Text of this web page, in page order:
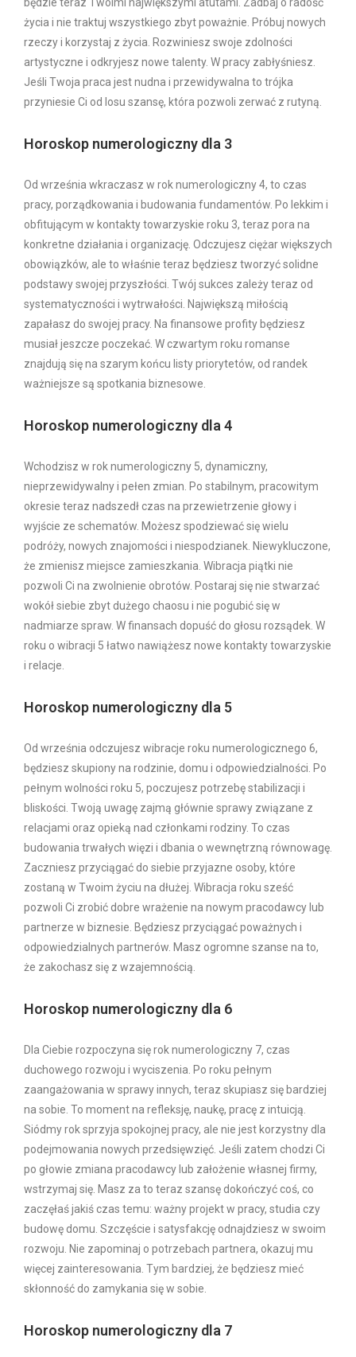
życia i nie traktuj wszystkiego zbyt poważnie. Próbuj nowych
rzeczy i korzystaj z życia. Rozwiniesz swoje zdolności
artystyczne i odkryjesz nowe talenty. W pracy zabłyśniesz.
Jeśli Twoja praca jest nudna i przewidywalna to trójka
przyniesie Ci od losu szansę, która pozwoli zerwać z rutyną.
Horoskop numerologiczny dla 3
Od września wkraczasz w rok numerologiczny 4, to czas
pracy, porządkowania i budowania fundamentów. Po lekkim i
obfitującym w kontakty towarzyskie roku 3, teraz pora na
konkretne działania i organizację. Odczujesz ciężar większych
obowiązków, ale to właśnie teraz będziesz tworzyć solidne
podstawy swojej przyszłości. Twój sukces zależy teraz od
systematyczności i wytrwałości. Największą miłością
zapałasz do swojej pracy. Na finansowe profity będziesz
musiał jeszcze poczekać. W czwartym roku romanse
znajdują się na szarym końcu listy priorytetów, od randek
ważniejsze są spotkania biznesowe.
Horoskop numerologiczny dla 4
Wchodzisz w rok numerologiczny 5, dynamiczny,
nieprzewidywalny i pełen zmian. Po stabilnym, pracowitym
okresie teraz nadszedł czas na przewietrzenie głowy i
wyjście ze schematów. Możesz spodziewać się wielu
podróży, nowych znajomości i niespodzianek. Niewykluczone,
że zmienisz miejsce zamieszkania. Wibracja piątki nie
pozwoli Ci na zwolnienie obrotów. Postaraj się nie stwarzać
wokół siebie zbyt dużego chaosu i nie pogubić się w
nadmiarze spraw. W finansach dopuść do głosu rozsądek. W
roku o wibracji 5 łatwo nawiążesz nowe kontakty towarzyskie
i relacje.
Horoskop numerologiczny dla 5
Od września odczujesz wibracje roku numerologicznego 6,
będziesz skupiony na rodzinie, domu i odpowiedzialności. Po
pełnym wolności roku 5, poczujesz potrzebę stabilizacji i
bliskości. Twoją uwagę zajmą głównie sprawy związane z
relacjami oraz opieką nad członkami rodziny. To czas
budowania trwałych więzi i dbania o wewnętrzną równowagę.
Zaczniesz przyciągać do siebie przyjazne osoby, które
zostaną w Twoim życiu na dłużej. Wibracja roku sześć
pozwoli Ci zrobić dobre wrażenie na nowym pracodawcy lub
partnerze w biznesie. Będziesz przyciągać poważnych i
odpowiedzialnych partnerów. Masz ogromne szanse na to,
że zakochasz się z wzajemnością.
Horoskop numerologiczny dla 6
Dla Ciebie rozpoczyna się rok numerologiczny 7, czas
duchowego rozwoju i wyciszenia. Po roku pełnym
zaangażowania w sprawy innych, teraz skupiasz się bardziej
na sobie. To moment na refleksję, naukę, pracę z intuicją.
Siódmy rok sprzyja spokojnej pracy, ale nie jest korzystny dla
podejmowania nowych przedsięwzięć. Jeśli zatem chodzi Ci
po głowie zmiana pracodawcy lub założenie własnej firmy,
wstrzymaj się. Masz za to teraz szansę dokończyć coś, co
zaczęłaś jakiś czas temu: ważny projekt w pracy, studia czy
budowę domu. Szczęście i satysfakcję odnajdziesz w swoim
rozwoju. Nie zapominaj o potrzebach partnera, okazuj mu
więcej zainteresowania. Tym bardziej, że będziesz mieć
skłonność do zamykania się w sobie.
Horoskop numerologiczny dla 7